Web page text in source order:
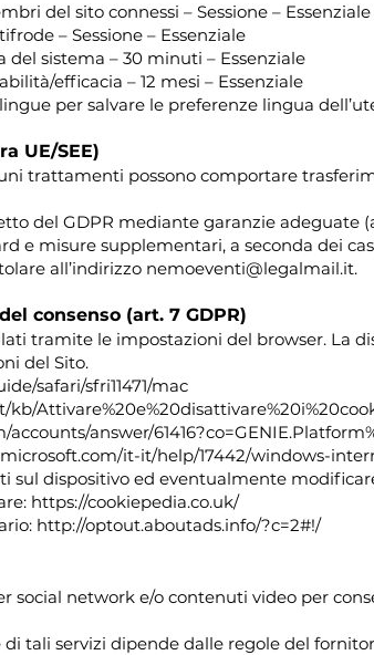
del sito connessi – Sessione – Essenziale
– Sessione – Essenziale
del sistema – 30 minuti – Essenziale
efficacia – 12 mesi – Essenziale
per salvare le preferenze lingua
UE/SEE)
trattamenti possono comportare
del GDPR mediante garanzie adeguate
e misure supplementari, a seconda dei
all’indirizzo nemoeventi@legalmail.it.
consenso (art. 7 GDPR)
tramite le impostazioni del browser. La
del Sito.
safari/sfri11471/mac
answer/
it-it/help/17442/windows-
sul dispositivo ed eventualmente
https://cookiepedia.co.uk/
http://optout.aboutads.info/?c=2#!/
social network e/o contenuti video per
tali servizi dipende dalle regole del